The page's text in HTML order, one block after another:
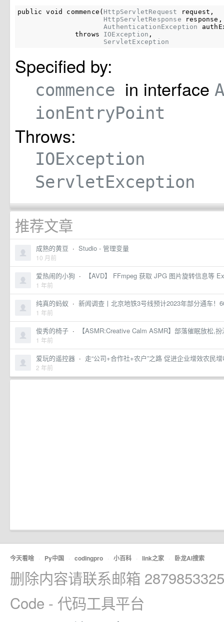
public void commence( HttpServletRequest
request,
HttpServletResponse response,
AuthenticationException
              throws
IOException ,
ServletException
Specified by:
commence in interface
ionEntryPoint
Throws:
IOException
ServletException
推荐文章
成熟的黄豆 · Studio - 管理变量
10 月前
爱热闹的小狗 · 【AVD】 FFmpeg 获取 JPG 图片旋转信息等
1 年前
纯真的蚂蚁 · 新闻调查丨北京地铁3号线预计2023年部分通车！
1 年前
俊秀的椅子 · 【ASMR:Creative Calm ASMR】部落催眠放松,
1 年前
爱玩的遥控器 · 走“公司+合作社+农户”之路 促进企业增效农
2 年前
今天看啥 · Py中国 · codingpro · 小百科 · link之家 · 卧龙AI搜索
删除内容请联系邮箱
Code - 代码工具平台